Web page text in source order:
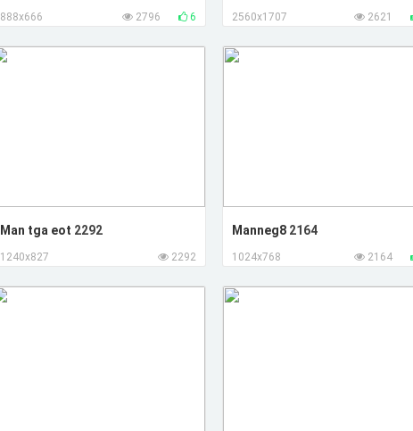
888x666 6
2796 2560x1707 2621
Man tga eot 2292
1240x827 2292
Manneg8 2164
1024x768 2164